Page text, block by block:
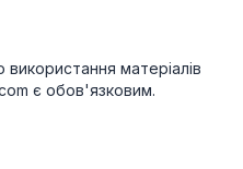
матеріалів
є обов'язковим.